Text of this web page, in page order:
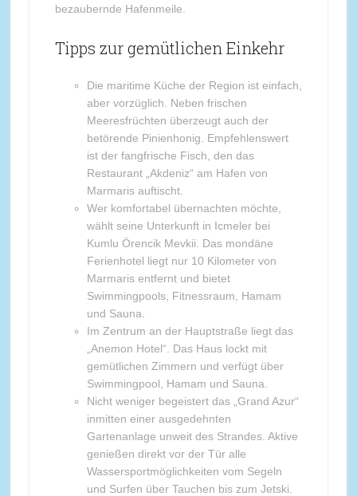
bezaubernde Hafenmeile.
Tipps zur gemütlichen Einkehr
Die maritime Küche der Region ist einfach,
aber vorzüglich. Neben frischen
Meeresfrüchten überzeugt auch der
betörende Pinienhonig. Empfehlenswert
ist der fangfrische Fisch, den das
Restaurant „Akdeniz“ am Hafen von
Marmaris auftischt.
Wer komfortabel übernachten möchte,
wählt seine Unterkunft in Icmeler bei
Kumlu Örencik Mevkii. Das mondäne
Ferienhotel liegt nur 10 Kilometer von
Marmaris entfernt und bietet
Swimmingpools, Fitnessraum, Hamam
und Sauna.
Im Zentrum an der Hauptstraße liegt das
„Anemon Hotel“. Das Haus lockt mit
gemütlichen Zimmern und verfügt über
Swimmingpool, Hamam und Sauna.
Nicht weniger begeistert das „Grand Azur“
inmitten einer ausgedehnten
Gartenanlage unweit des Strandes. Aktive
genießen direkt vor der Tür alle
Wassersportmöglichkeiten vom Segeln
und Surfen über Tauchen bis zum Jetski.